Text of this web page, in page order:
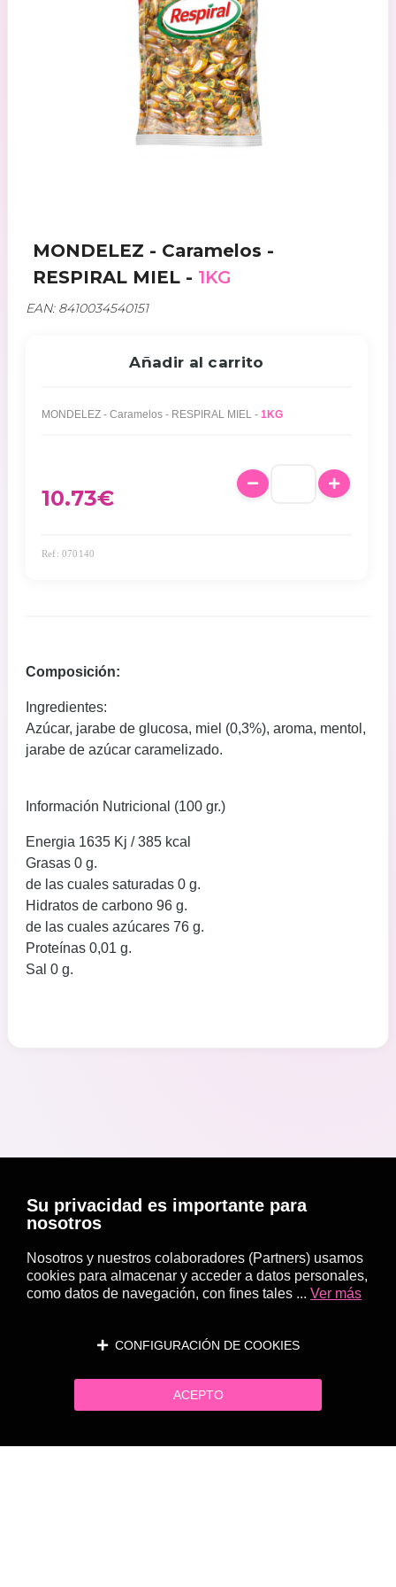
MONDELEZ - Caramelos -
RESPIRAL MIEL - 1KG
EAN: 8410034540151
Añadir al carrito
MONDELEZ - Caramelos - RESPIRAL MIEL - 1KG
10.73€
Ref: 070140
Composición:
Ingredientes:
Azúcar, jarabe de glucosa, miel (0,3%), aroma, mentol,
jarabe de azúcar caramelizado.
Información Nutricional (100 gr.)
Energia 1635 Kj / 385 kcal
Grasas 0 g.
de las cuales saturadas 0 g.
Hidratos de carbono 96 g.
de las cuales azúcares 76 g.
Proteínas 0,01 g.
Sal 0 g.
Su privacidad es importante para
nosotros
Nosotros y nuestros colaboradores (Partners) usamos
cookies para almacenar y acceder a datos personales,
como datos de navegación, con fines tales ... Ver más
CONFIGURACIÓN DE COOKIES
ACEPTO